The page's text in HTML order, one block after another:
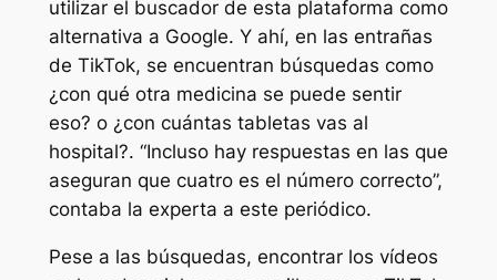
utilizar el buscador de esta plataforma como
alternativa a Google. Y ahí, en las entrañas
de TikTok, se encuentran búsquedas como
¿con qué otra medicina se puede sentir
eso? o ¿con cuántas tabletas vas al
hospital?. “Incluso hay respuestas en las que
aseguran que cuatro es el número correcto”,
contaba la experta a este periódico.
Pese a las búsquedas, encontrar los vídeos